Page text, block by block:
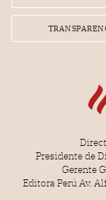
Presidente de
Gerente
Editora Perú Av.